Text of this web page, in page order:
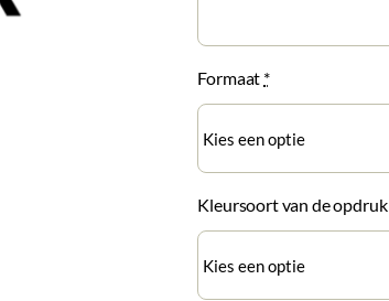
Formaat *
Kleursoort van de opdruk